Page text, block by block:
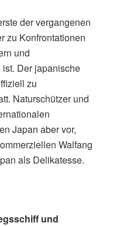
der vergangenen
zu Konfrontationen
und
Der japanische
zu
Naturschützer und
Japan aber vor,
Walfang
als Delikatesse.
und